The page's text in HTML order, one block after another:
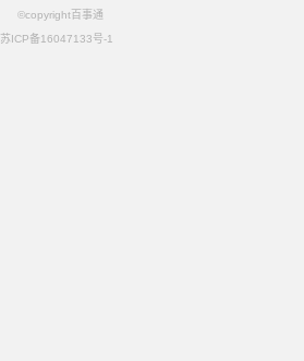
©copyright百事通
苏ICP备16047133号-1